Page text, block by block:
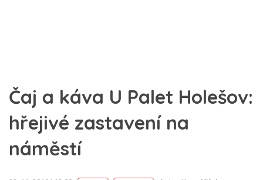
Čaj a káva U Palet Holešov:
hřejivé zastavení na
náměstí